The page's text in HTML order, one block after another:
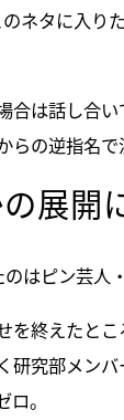
ネタに入り
合は話し合
らの逆指名で
展開
はピン芸人
を終えたと
研究部メン
。